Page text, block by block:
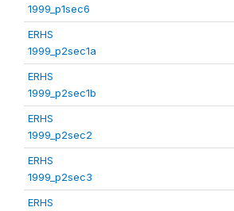
1999_p1sec6
ERHS
1999_p2sec1a
ERHS
1999_p2sec1b
ERHS
1999_p2sec2
ERHS
1999_p2sec3
ERHS